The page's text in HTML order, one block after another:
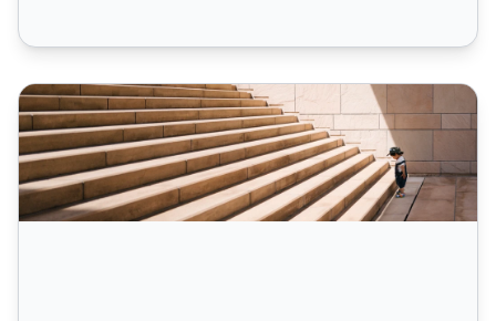
Marketing de afiliados para principiantes